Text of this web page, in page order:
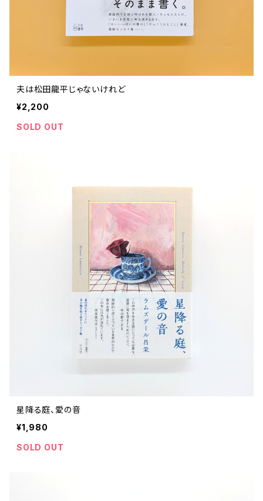
夫は松田龍平じゃないけれど
¥2,200
SOLD OUT
星降る庭、愛の音
¥1,980
SOLD OUT